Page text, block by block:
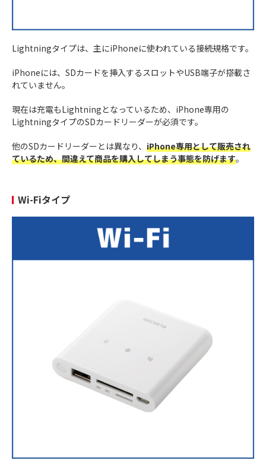
Lightningタイプは、主にiPhoneに使われている接続規格です。
iPhoneには、SDカードを挿入するスロットやUSB端子が搭載さ
れていません。
現在は充電もLightningとなっているため、iPhone専用の
LightningタイプのSDカードリーダーが必須です。
他のSDカードリーダーとは異なり、 iPhone専用として販売され
ているため、間違えて商品を購入してしまう事態を防げます。
Wi-Fiタイプ